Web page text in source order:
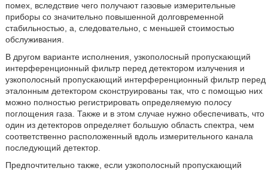
помех, вследствие чего получают газовые измерительные
приборы со значительно повышенной долговременной
стабильностью, а, следовательно, с меньшей стоимостью
обслуживания.
В другом варианте исполнения, узкополосный пропускающий
интерференционный фильтр перед детектором излучения и
узкополосный пропускающий интерференционный фильтр перед
эталонным детектором сконструированы так, что с помощью них
можно полностью регистрировать определяемую полосу
поглощения газа. Также и в этом случае нужно обеспечивать, что
один из детекторов определяет большую область спектра, чем
соответственно расположенный вдоль измерительного канала
последующий детектор.
Предпочтительно также, если узкополосный пропускающий